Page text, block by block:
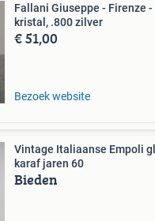
Fallani Giuseppe - Firenze -
kristal, .800 zilver
€ 51,00
Bezoek website
Vintage Italiaanse Empoli
karaf jaren 60
Bieden